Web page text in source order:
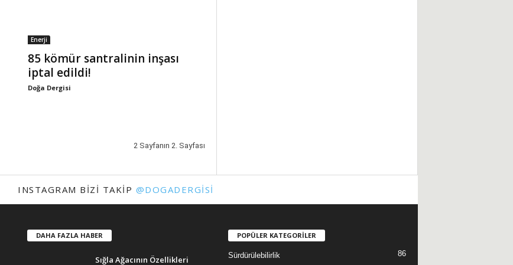
Enerji
85 kömür santralinin inşası
iptal edildi!
Doğa Dergisi
2 Sayfanın 2. Sayfası
INSTAGRAM BIZI TAKIP @DOGADERGISI
DAHA FAZLA HABER
Sığla Ağacının Özellikleri
POPÜLER KATEGORİLER
Sürdürülebilirlik 86